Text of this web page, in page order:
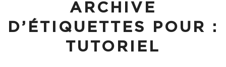
ARCHIVE
D’ÉTIQUETTES POUR :
TUTORIEL